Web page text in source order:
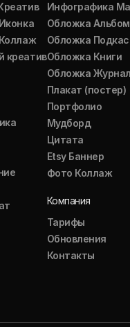
креатив
Инфографика
Обложка
Обложка
Обложка Книги
Обложка
Плакат (постер)
Портфолио
Мудборд
Цитата
Etsy Баннер
Фото Коллаж
Компания
Тарифы
Обновления
Контакты